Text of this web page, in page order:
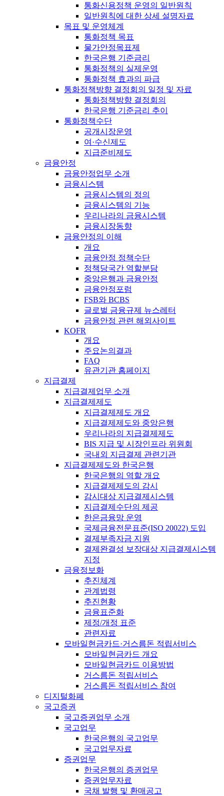
통화신용정책 운영의 일반원칙
일반원칙에 대한 상세 설명자료
목표 및 운영체계
통화정책 목표
물가안정목표제
한국은행 기준금리
통화정책의 실제운영
통화정책 효과의 파급
통화정책방향 결정회의 일정 및 자료
통화정책방향 결정회의
한국은행 기준금리 추이
통화정책수단
공개시장운영
여·수신제도
지급준비제도
금융안정
금융안정업무 소개
금융시스템
금융시스템의 정의
금융시스템의 기능
우리나라의 금융시스템
금융시장동향
금융안정의 이해
개요
금융안정 정책수단
정책당국간 역할분담
중앙은행과 금융안정
금융안정포럼
FSB와 BCBS
글로벌 금융규제 뉴스레터
금융안정 관련 해외사이트
KOFR
개요
주요논의결과
FAQ
유관기관 홈페이지
지급결제
지급결제업무 소개
지급결제제도
지급결제제도 개요
지급결제제도와 중앙은행
우리나라의 지급결제제도
BIS 지급 및 시장인프라 위원회
국내외 지급결제 관련기관
지급결제제도와 한국은행
한국은행의 역할 개요
지급결제제도의 감시
감시대상 지급결제시스템
지급결제수단의 제공
한은금융망 운영
국제금융전문표준(ISO 20022) 도입
결제부족자금 지원
결제완결성 보장대상 지급결제시스템
지정
금융정보화
추진체계
관계법령
추진현황
금융표준화
제정/개정 표준
관련자료
모바일현금카드·거스름돈 적립서비스
모바일현금카드 개요
모바일현금카드 이용방법
거스름돈 적립서비스
거스름돈 적립서비스 참여
디지털화폐
국고증권
국고증권업무 소개
국고업무
한국은행의 국고업무
국고업무자료
증권업무
한국은행의 증권업무
증권업무자료
국채 발행 및 환매공고